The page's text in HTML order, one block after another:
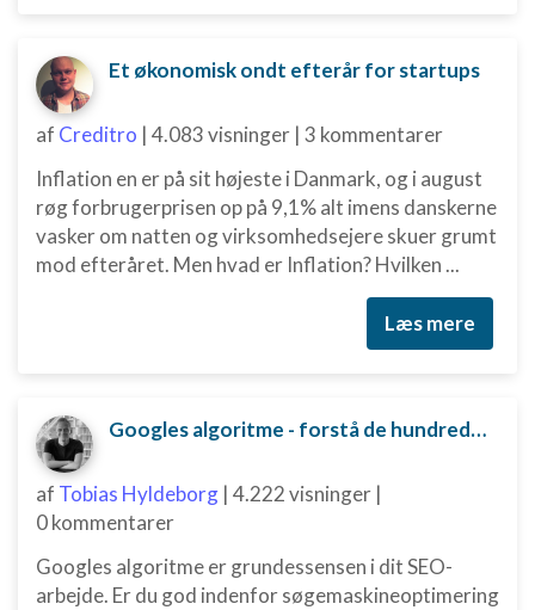
Et økonomisk ondt efterår for startups
af Creditro | 4.083 visninger | 3 kommentarer
Inflation en er på sit højeste i Danmark, og i august
røg forbrugerprisen op på 9,1% alt imens danskerne
vasker om natten og virksomhedsejere skuer grumt
mod efteråret. Men hvad er Inflation? Hvilken ...
Læs mere
Googles algoritme - forstå de hundredvis af parametre bag
af Tobias Hyldeborg | 4.222 visninger |
0 kommentarer
Googles algoritme er grundessensen i dit SEO-
arbejde. Er du god indenfor søgemaskineoptimering